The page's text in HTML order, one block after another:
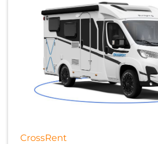
CrossRent